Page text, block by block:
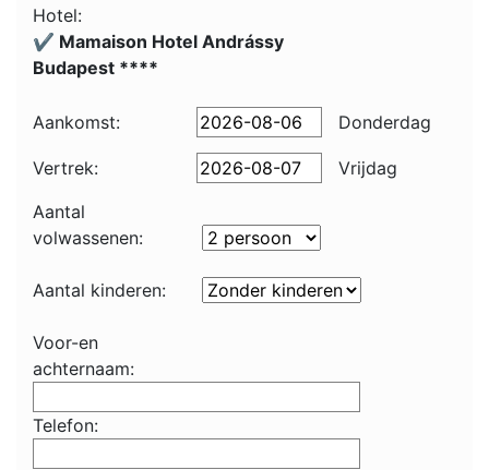
Hotel:
✔️ Mamaison Hotel Andrássy
Budapest ****
Aankomst: Donderdag
Vertrek:
Vrijdag
Aantal
volwassenen:
Aantal kinderen:
Voor-en
achternaam:
Telefon: